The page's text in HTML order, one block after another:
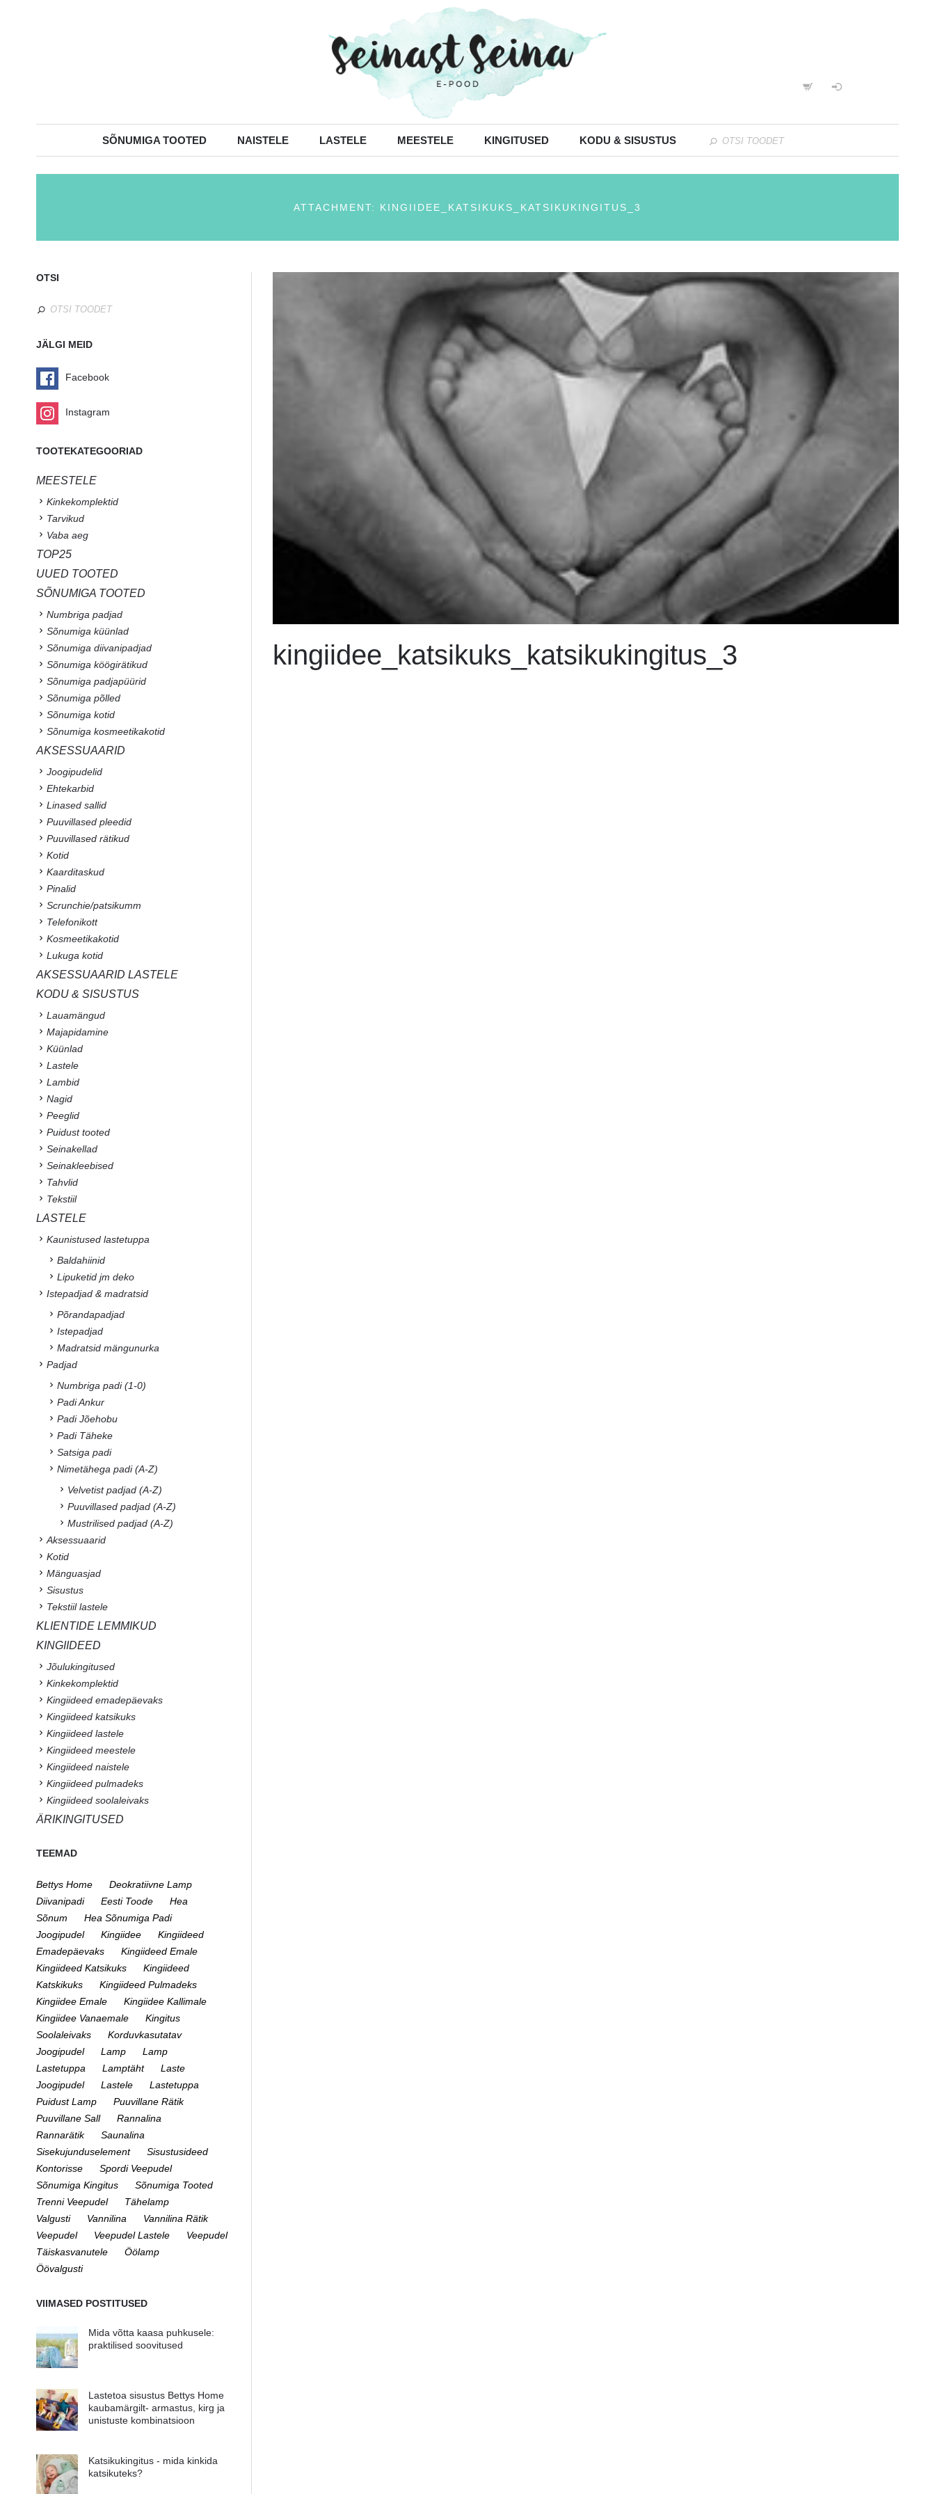
SÕNUMIGA TOOTED NAISTELE LASTELE MEESTELE KINGITUSED KODU & SISUSTUS
ATTACHMENT: KINGIIDEE_KATSIKUKS_KATSIKUKINGITUS_3
kingiidee_katsikuks_katsikukingitus_3
OTSI
JÄLGI MEID
Facebook
Instagram
TOOTEKATEGOORIAD
MEESTELE
Kinkekomplektid
Tarvikud
Vaba aeg
TOP25
UUED TOOTED
SÕNUMIGA TOOTED
Numbriga padjad
Sõnumiga küünlad
Sõnumiga diivanipadjad
Sõnumiga köögirätikud
Sõnumiga padjapüürid
Sõnumiga põlled
Sõnumiga kotid
Sõnumiga kosmeetikakotid
AKSESSUAARID
Joogipudelid
Ehtekarbid
Linased sallid
Puuvillased pleedid
Puuvillased rätikud
Kotid
Kaarditaskud
Pinalid
Scrunchie/patsikumm
Telefonikott
Kosmeetikakotid
Lukuga kotid
AKSESSUAARID LASTELE
KODU & SISUSTUS
Lauamängud
Majapidamine
Küünlad
Lastele
Lambid
Nagid
Peeglid
Puidust tooted
Seinakellad
Seinakleebised
Tahvlid
Tekstiil
LASTELE
Kaunistused lastetuppa
Baldahiinid
Lipuketid jm deko
Istepadjad & madratsid
Põrandapadjad
Istepadjad
Madratsid mängunurka
Padjad
Numbriga padi (1-0)
Padi Ankur
Padi Jõehobu
Padi Täheke
Satsiga padi
Nimetähega padi (A-Z)
Velvetist padjad (A-Z)
Puuvillased padjad (A-Z)
Mustrilised padjad (A-Z)
Aksessuaarid
Kotid
Mänguasjad
Sisustus
Tekstiil lastele
KLIENTIDE LEMMIKUD
KINGIIDEED
Jõulukingitused
Kinkekomplektid
Kingiideed emadepäevaks
Kingiideed katsikuks
Kingiideed lastele
Kingiideed meestele
Kingiideed naistele
Kingiideed pulmadeks
Kingiideed soolaleivaks
ÄRIKINGITUSED
TEEMAD
Bettys Home
Deokratiivne Lamp
Diivanipadi
Eesti Toode
Hea
Sõnum
Hea Sõnumiga Padi
Joogipudel
Kingiidee
Kingiideed
Emadepäevaks
Kingiideed Emale
Kingiideed Katsikuks
Kingiideed
Katskikuks
Kingiideed Pulmadeks
Kingiidee Emale
Kingiidee Kallimale
Kingiidee Vanaemale
Kingitus
Soolaleivaks
Korduvkasutatav
Joogipudel
Lamp
Lamp
Lastetuppa
Lamptäht
Laste
Joogipudel
Lastele
Lastetuppa
Puidust Lamp
Puuvillane Rätik
Puuvillane Sall
Rannalina
Rannarätik
Saunalina
Sisekujunduselement
Sisustusideed
Kontorisse
Spordi Veepudel
Sõnumiga Kingitus
Sõnumiga Tooted
Trenni Veepudel
Tähelamp
Valgusti
Vannilina
Vannilina Rätik
Veepudel
Veepudel Lastele
Veepudel
Täiskasvanutele
Öölamp
Öövalgusti
VIIMASED POSTITUSED
Mida võtta kaasa puhkusele:
praktilised soovitused
Lastetoa sisustus Bettys Home
kaubamärgilt- armastus, kirg ja
unistuste kombinatsioon
Katsikukingitus - mida kinkida
katsikuteks?